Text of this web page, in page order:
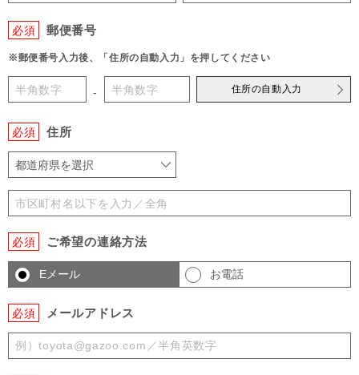
必須 郵便番号
※郵便番号入力後、「住所の自動入力」を押してください
- 住所の自動入力
必須 住所
都道府県を選択
必須 ご希望の連絡方法
Eメール お電話
必須 メールアドレス